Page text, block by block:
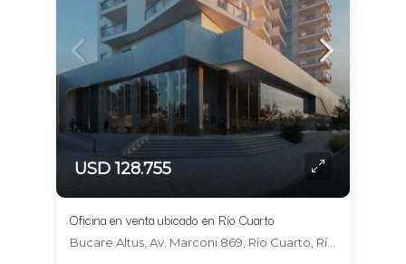
USD 128.755
Oficina en venta ubicado en Río Cuarto
Bucare Altus, Av. Marconi 869, Río Cuarto, Río Cuarto